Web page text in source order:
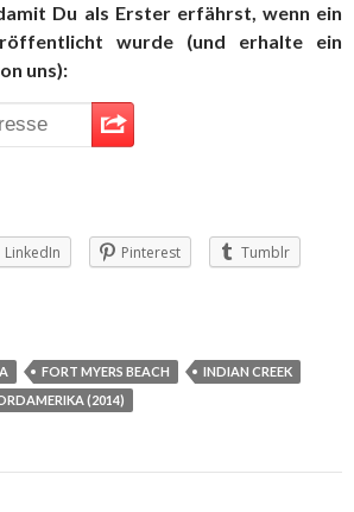
Du als Erster erfährst, wenn ein
wurde (und erhalte ein
uns):
LinkedIn Pinterest
Tumblr
FORT MYERS BEACH
INDIAN CREEK
(2014)